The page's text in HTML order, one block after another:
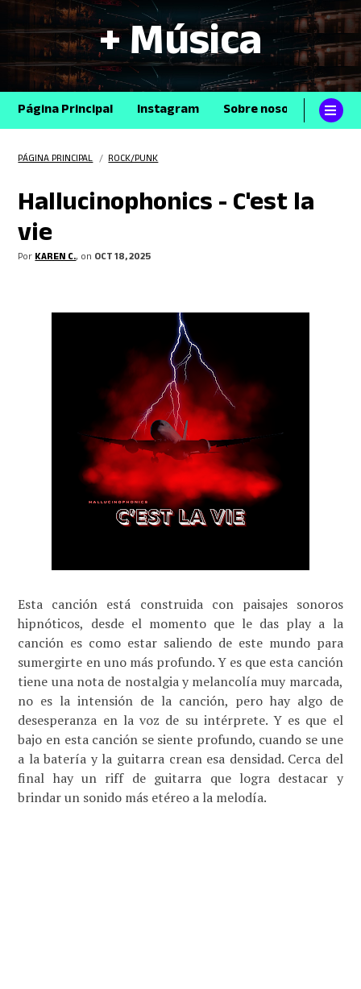
+ Música
Página Principal Instagram Sobre nosotros
PÁGINA PRINCIPAL /ROCK/PUNK
Hallucinophonics - C'est la
vie
PorKAREN C., on OCT 18, 2025
Esta canción está construida con paisajes sonoros
hipnóticos, desde el momento que le das play a la
canción es como estar saliendo de este mundo para
sumergirte en uno más profundo. Y es que esta canción
tiene una nota de nostalgia y melancolía muy marcada,
no es la intensión de la canción, pero hay algo de
desesperanza en la voz de su intérprete. Y es que el
bajo en esta canción se siente profundo, cuando se une
a la batería y la guitarra crean esa densidad. Cerca del
final hay un riff de guitarra que logra destacar y
brindar un sonido más etéreo a la melodía.